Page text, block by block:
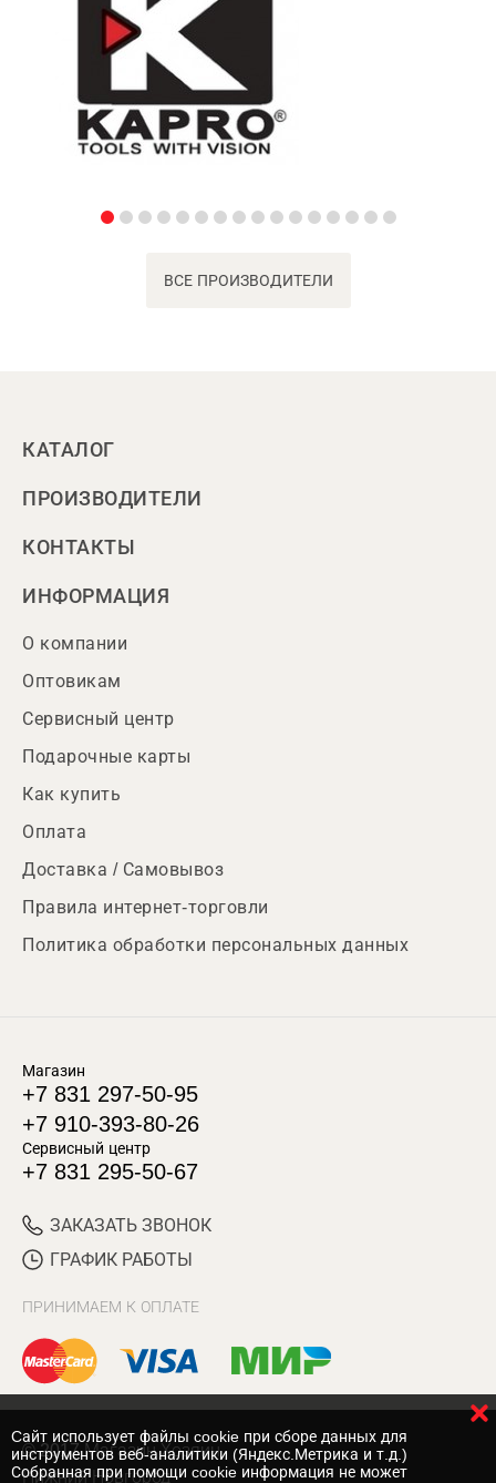
ВСЕ ПРОИЗВОДИТЕЛИ
КАТАЛОГ
ПРОИЗВОДИТЕЛИ
КОНТАКТЫ
ИНФОРМАЦИЯ
О компании
Оптовикам
Сервисный центр
Подарочные карты
Как купить
Оплата
Доставка / Самовывоз
Правила интернет-торговли
Политика обработки персональных данных
Магазин
+7 831 297-50-95
+7 910-393-80-26
Сервисный центр
+7 831 295-50-67
ЗАКАЗАТЬ ЗВОНОК
ГРАФИК РАБОТЫ
ПРИНИМАЕМ К ОПЛАТЕ
© 2017 Магазин Хозяин
Нижний Новгород
Cайт использует файлы cookie при сборе данных для
инструментов веб-аналитики (Яндекс.Метрика и т.д.)
Собранная при помощи cookie информация не может